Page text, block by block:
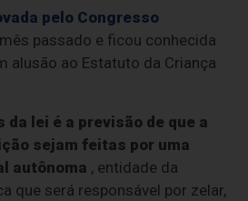
pelo Congresso
passado e ficou conhecida
alusão ao Estatuto da Criança
da lei é a previsão de que a
sejam feitas por uma
autônoma , entidade da
que será responsável por zelar,